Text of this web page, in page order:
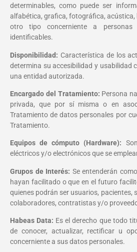
determinables, como puede ser
alfabética, grafica, fotográfica, acústica,
otro tipo concerniente a personas
identificables.
Disponibilidad: Característica de los
determina su accesibilidad y usabilidad
una entidad autorizada.
Encargado del Tratamiento: Persona
privada, que por sí misma o en
Tratamiento de datos personales por
Tratamiento.
Equipos de cómputo (Hardware):
eléctricos y/o electrónicos que se
Grupos de Interés: Se entenderán
hayan facilitado o que en el futuro
quienes podrán ser usuarios, pacientes,
colaboradores, contratistas y/o
Habeas Data: Es el derecho que todo
de conocer, actualizar, rectificar u
concerniente a sus datos personales.